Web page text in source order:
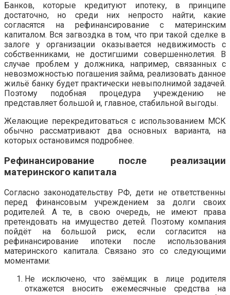
Банков, которые кредитуют ипотеку, в принципе
достаточно, но среди них непросто найти, какие
согласятся на рефинансирование с материнским
капиталом. Вся загвоздка в том, что при такой сделке в
залоге у организации оказывается недвижимость с
собственниками, не достигшими совершеннолетия. В
случае проблем у должника, например, связанных с
невозможностью погашения займа, реализовать данное
жильё банку будет практически невыполнимой задачей.
Поэтому подобная процедура учреждению не
представляет большой и, главное, стабильной выгоды.
Желающие перекредитоваться с использованием МСК
обычно рассматривают два основных варианта, на
которых остановимся подробнее.
Рефинансирование после реализации
материнского капитала
Согласно законодательству РФ, дети не ответственны
перед финансовым учреждением за долги своих
родителей. А те, в свою очередь, не имеют права
претендовать на имущество детей. Поэтому компания
пойдёт на большой риск, если согласится на
рефинансирование ипотеки после использования
материнского капитала. Связано это со следующими
моментами:
Не исключено, что заёмщик в лице родителя
откажется вносить ежемесячные средства на